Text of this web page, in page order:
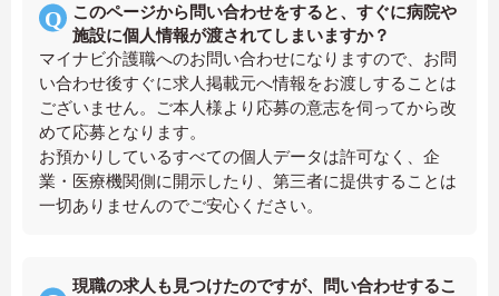
このページから問い合わせをすると、すぐに病院や
施設に個人情報が渡されてしまいますか？
マイナビ介護職へのお問い合わせになりますので、お問
い合わせ後すぐに求人掲載元へ情報をお渡しすることは
ございません。ご本人様より応募の意志を伺ってから改
めて応募となります。
お預かりしているすべての個人データは許可なく、企
業・医療機関側に開示したり、第三者に提供することは
一切ありませんのでご安心ください。
現職の求人も見つけたのですが、問い合わせするこ